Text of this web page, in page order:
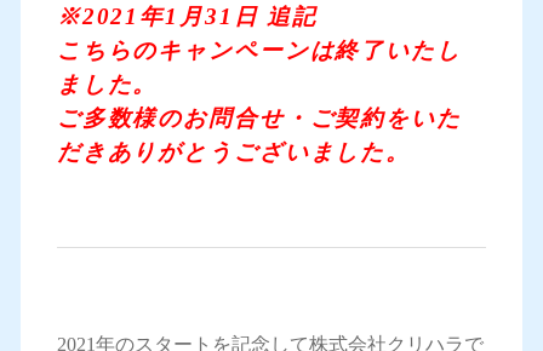
※2021年1月31日 追記
こちらのキャンペーンは終了いたし
ました。
ご多数様のお問合せ・ご契約をいた
だきありがとうございました。
2021年のスタートを記念して株式会社クリハラで